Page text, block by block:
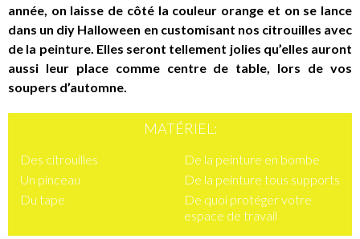
année, on laisse de côté la couleur orange et on se lance
dans un diy Halloween en customisant nos citrouilles avec
de la peinture. Elles seront tellement jolies qu’elles auront
aussi leur place comme centre de table, lors de vos
soupers d’automne.
MATÉRIEL:
Des citrouilles
De la peinture en bombe
Un pinceau
De la peinture tous supports
Du tape
De quoi protéger votre
espace de travail